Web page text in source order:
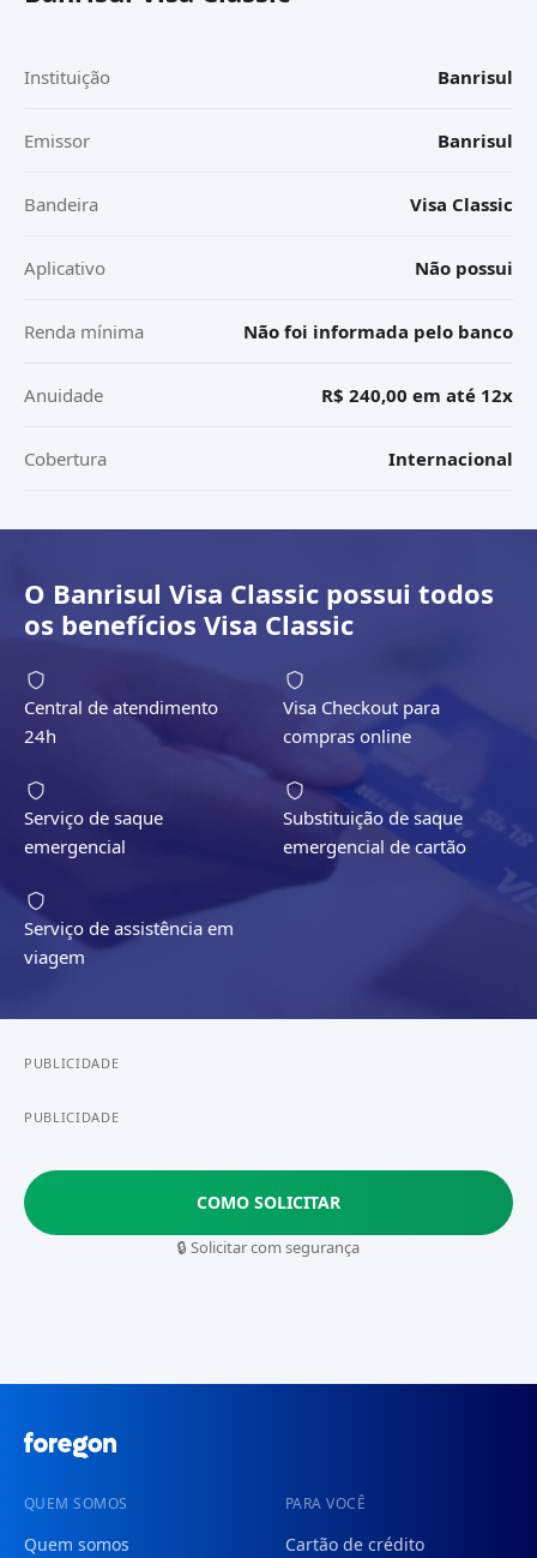
Instituição Banrisul
Emissor Banrisul
Bandeira Visa Classic
Aplicativo Não possui
Renda mínima Não foi informada pelo banco
Anuidade R$ 240,00 em até 12x
Cobertura Internacional
O Banrisul Visa Classic possui todos
os benefícios Visa Classic
Central de atendimento
24h
Visa Checkout para
compras online
Serviço de saque
emergencial
Substituição de saque
emergencial de cartão
Serviço de assistência em
viagem
PUBLICIDADE
PUBLICIDADE
COMO SOLICITAR
🔒 Solicitar com segurança
QUEM SOMOS
Quem somos
PARA VOCÊ
Cartão de crédito